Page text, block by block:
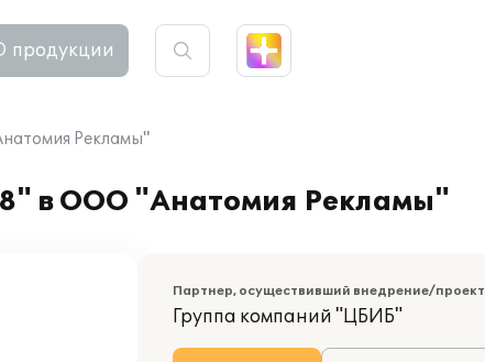
продукции
Рекламы"
в ООО "Анатомия Рекламы"
Партнер, осуществивший внедрение/проект
Группа компаний "ЦБИБ"